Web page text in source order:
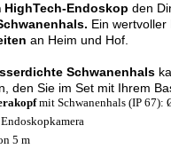
HighTech-Endoskop den
Ein
an Heim und Hof.
Schwanenhals
den Sie im Set mit Ihrem
mit Schwanenhals (IP 67):
5 m